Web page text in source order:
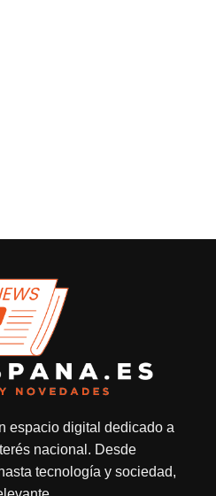
espacio digital dedicado a
nacional. Desde
tecnología y sociedad,